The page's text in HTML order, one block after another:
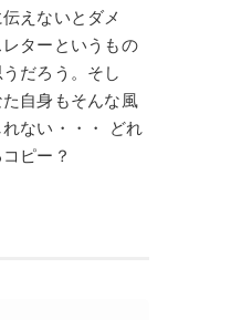
えないとダメ
ターというもの
だろう。そし
自身もそんな風
ない・・・ どれ
ピー？